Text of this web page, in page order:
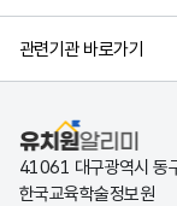
관련기관 바로가기
유치원알리미
41061 대구광역시 동
한국교육학술정보원